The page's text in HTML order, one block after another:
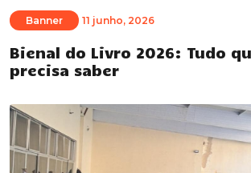
Banner 11 junho, 2026
Bienal do Livro 2026: Tudo
precisa saber